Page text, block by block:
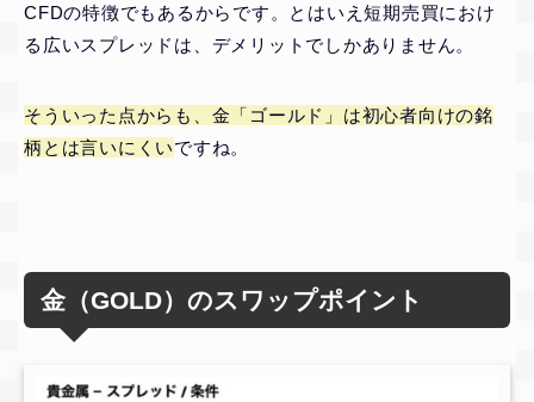
CFDの特徴でもあるからです。とはいえ短期売買におけ
る広いスプレッドは、デメリットでしかありません。
そういった点からも、金「ゴールド」は初心者向けの銘
柄とは言いにくいですね。
金（GOLD）のスワップポイント